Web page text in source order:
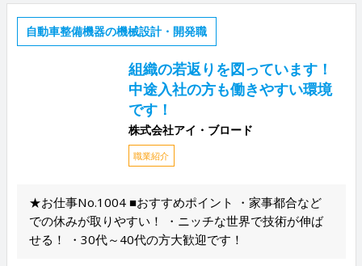
自動車整備機器の機械設計・開発職
組織の若返りを図っています！
中途入社の方も働きやすい環境
です！
株式会社アイ・ブロード
職業紹介
★お仕事No.1004 ■おすすめポイント ・家事都合など
での休みが取りやすい！ ・ニッチな世界で技術が伸ば
せる！ ・30代～40代の方大歓迎です！